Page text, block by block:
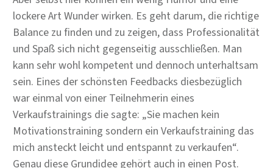
lockere Art Wunder wirken. Es geht darum, die richtige
Balance zu finden und zu zeigen, dass Professionalität
und Spaß sich nicht gegenseitig ausschließen. Man
kann sehr wohl kompetent und dennoch unterhaltsam
sein. Eines der schönsten Feedbacks diesbezüglich
war einmal von einer Teilnehmerin eines
Verkaufstrainings die sagte: „Sie machen kein
Motivationstraining sondern ein Verkaufstraining das
mich ansteckt leicht und entspannt zu verkaufen“.
Genau diese Grundidee gehört auch in einen Post.